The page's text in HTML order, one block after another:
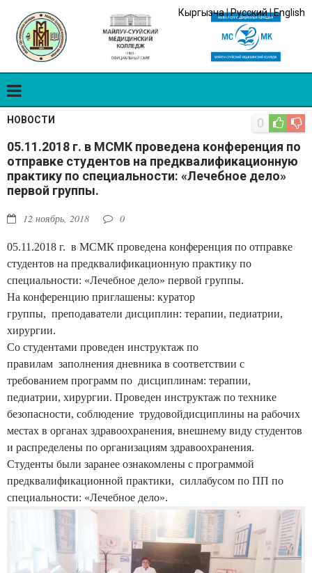
Кыргызча|Русский|English
НОВОСТИ
05.11.2018 г. в МСМК проведена конференция по
отправке студентов на предквалификационную
практику по специальности: «Лечебное дело»
первой группы.
12 ноябрь, 2018 0
0
05.11.2018 г. в МСМК проведена конференция по отправке
студентов на предквалификационную практику по
специальности: «Лечебное дело» первой группы.
На конференцию приглашены: куратор
группы, преподаватели дисциплин: терапии, педиатрии,
хирургии.
Со студентами проведен инструктаж по
правилам заполнения дневника в соответствии с
требованием программ по дисциплинам: терапии,
педиатрии, хирургии. Проведен инструктаж по технике
безопасности, соблюдение трудовойдисциплины на рабочих
местах в органах здравоохранения, внешнему виду студентов
и распределены по организациям здравоохранения.
Студенты были заранее ознакомлены с программой
предквалификационной практики, силлабусом по ПП по
специальности: «Лечебное дело».